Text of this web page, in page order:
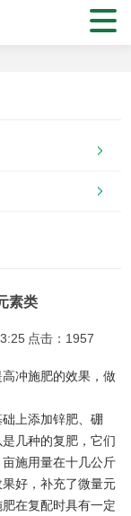
素类
点击：1957
冲施肥的效果，做
上添加锌肥、硼
几种的复肥，它们
施用量在十几公斤
好，补充了微量元
在复配时具有一定